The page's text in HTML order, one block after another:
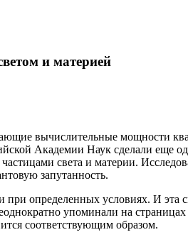
и материей
вычислительные мощности
Академии Наук сделали еще
света и материи.
запутанность.
определенных условиях. И эта
упоминали на страницах
соответствующим образом.